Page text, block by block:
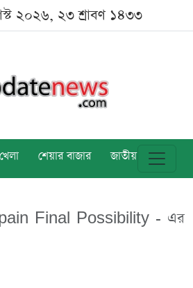
২০২৬, ২৩ শ্রাবণ ১৪৩৩
খেলা শেয়ার বাজার জাতীয় বিশ্ব
Final Possibility - এর